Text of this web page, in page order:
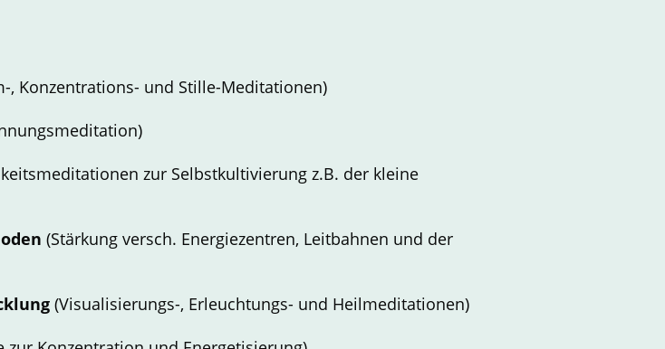
, Konzentrations- und Stille-Meditationen)
zur Selbstkultivierung z.B. der kleine
(Stärkung versch. Energiezentren, Leitbahnen und der
(Visualisierungs-, Erleuchtungs- und Heilmeditationen)